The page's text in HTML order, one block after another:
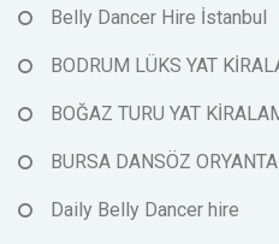
Belly Dancer Hire İstanbul
BODRUM LÜKS YAT
BOĞAZ TURU YAT
BURSA DANSÖZ
Daily Belly Dancer hire